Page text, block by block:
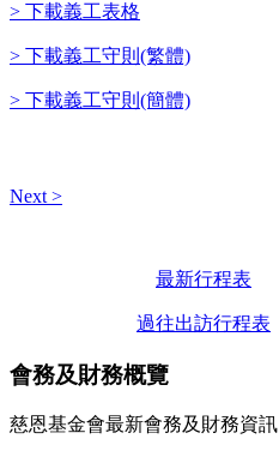
> 下載義工表格
> 下載義工守則(繁體)
> 下載義工守則(簡體)
Next >
最新行程表
過往出訪行程表
會務及財務概覽
慈恩基金會最新會務及財務資訊